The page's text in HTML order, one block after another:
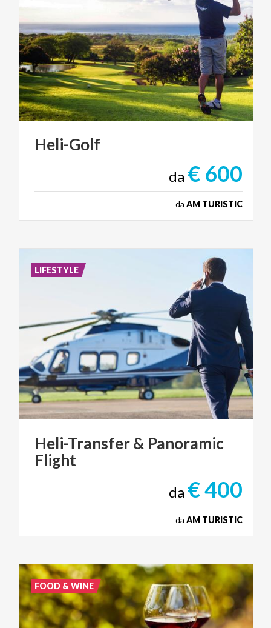
Heli-Golf
da € 600
da AM TURISTIC
Heli-Transfer& Panoramic
Flight
da € 400
da AM TURISTIC
LIFESTYLE
FOOD & WINE